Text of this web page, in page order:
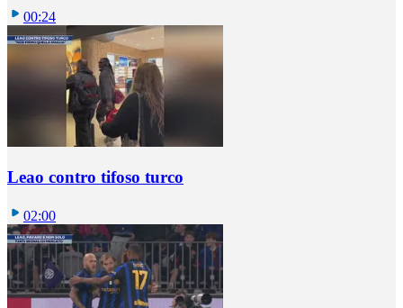
00:24
Leao contro tifoso turco
02:00